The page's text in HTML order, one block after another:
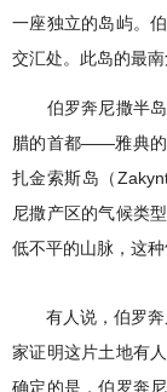
一座独立的岛屿。
交汇处。此岛的最南
伯罗奔尼撒半岛
腊的首都——雅典的
扎金索斯岛（
尼撒产区的气候类
低不平的山脉，这种
有人说，伯罗奔
家证明这片土地有
确定的是，伯罗奔